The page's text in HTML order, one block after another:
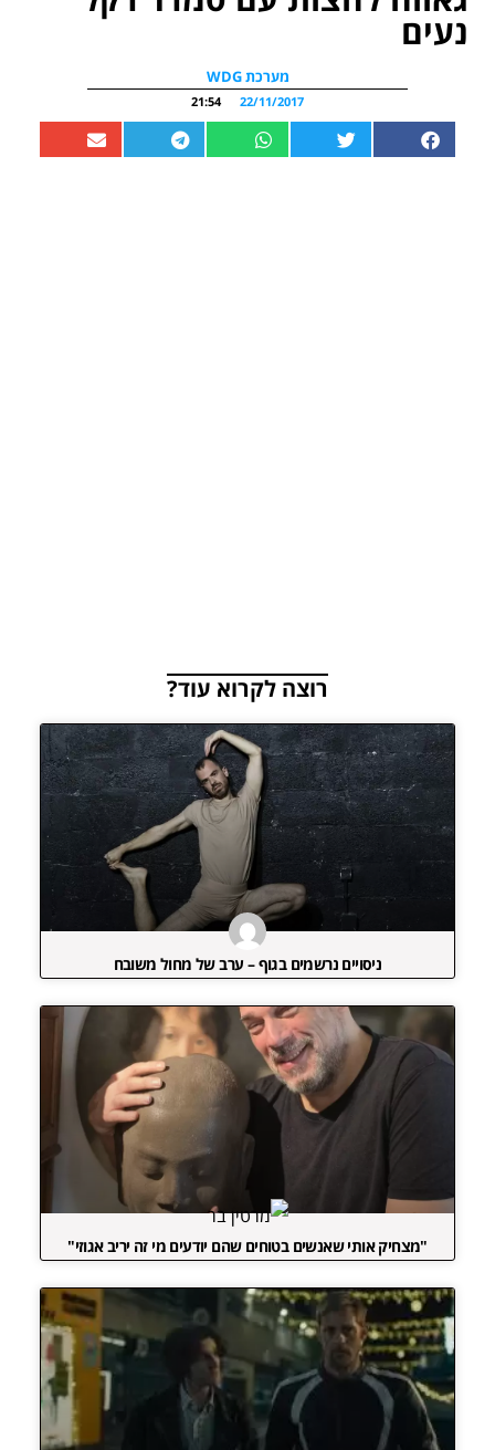
נעים
מערכת WDG
22/11/2017
21:54
רוצה לקרוא עוד?
ניסויים נרשמים בגוף – ערב של מחול משובח
"מצחיק אותי שאנשים בטוחים שהם יודעים מי זה יריב אגוזי"